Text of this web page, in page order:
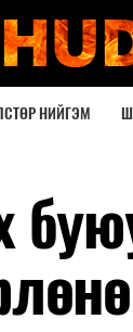
НИЙГЭМ